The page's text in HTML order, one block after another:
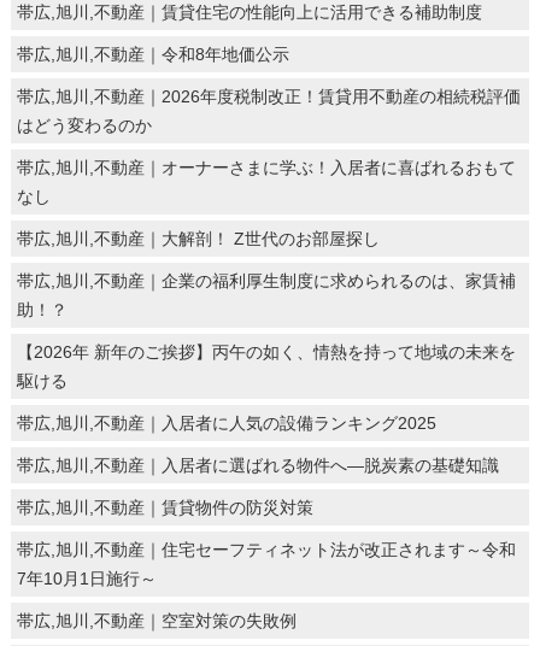
帯広,旭川,不動産｜賃貸住宅の性能向上に活用できる補助制度
帯広,旭川,不動産｜令和8年地価公示
帯広,旭川,不動産｜2026年度税制改正！賃貸用不動産の相続税評価
はどう変わるのか
帯広,旭川,不動産｜オーナーさまに学ぶ！入居者に喜ばれるおもて
なし
帯広,旭川,不動産｜大解剖！ Z世代のお部屋探し
帯広,旭川,不動産｜企業の福利厚生制度に求められるのは、家賃補
助！？
【2026年 新年のご挨拶】丙午の如く、情熱を持って地域の未来を
駆ける
帯広,旭川,不動産｜入居者に人気の設備ランキング2025
帯広,旭川,不動産｜入居者に選ばれる物件へ―脱炭素の基礎知識
帯広,旭川,不動産｜賃貸物件の防災対策
帯広,旭川,不動産｜住宅セーフティネット法が改正されます～令和
7年10月1日施行～
帯広,旭川,不動産｜空室対策の失敗例